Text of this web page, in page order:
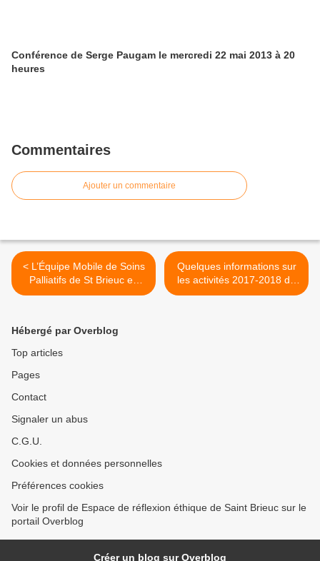
Conférence de Serge Paugam le mercredi 22 mai 2013 à 20
heures
Commentaires
Ajouter un commentaire
< L’Équipe Mobile de Soins
Palliatifs de St Brieuc en
partenariat avec le Centre
Soins Palliatifs et
l’association La Petite
Quelques informations sur
les activités 2017-2018 de
l'Espace de Réflexion
Hébergé par Overblog
Top articles
Pages
Contact
Signaler un abus
C.G.U.
Cookies et données personnelles
Préférences cookies
Voir le profil de Espace de réflexion éthique de Saint Brieuc sur le
portail Overblog
Créer un blog sur Overblog